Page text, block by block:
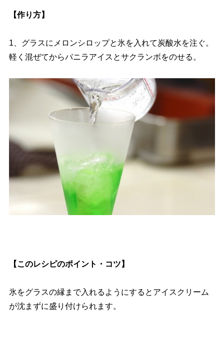
【作り方】
1、グラスにメロンシロップと氷を入れて炭酸水を注ぐ。
軽く混ぜてからバニラアイスとサクランボをのせる。
【このレシピのポイント・コツ】
氷をグラスの縁まで入れるようにするとアイスクリーム
が沈まずに盛り付けられます。